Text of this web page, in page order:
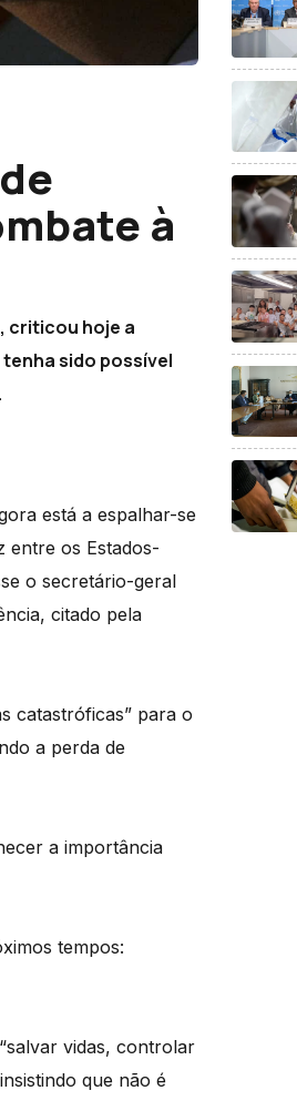
à
criticou hoje a
sido possível
está a espalhar-se
entre os Estados-
o secretário-geral
citado pela
catastróficas” para o
a perda de
a importância
tempos:
vidas, controlar
que não é